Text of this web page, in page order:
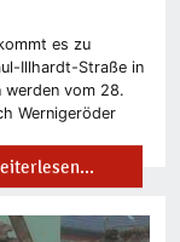
es zu
Illhardt-Straße in
werden vom 28.
Wernigeröder